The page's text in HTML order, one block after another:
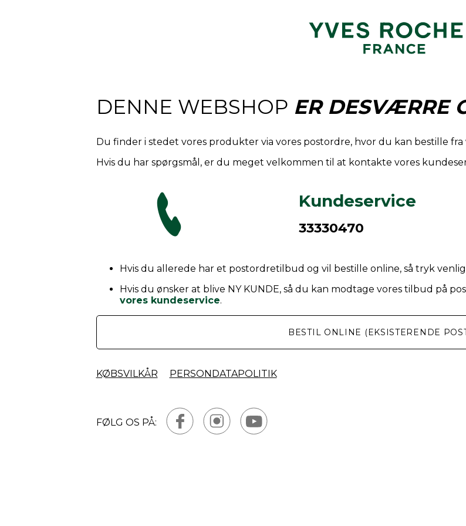
DENNE WEBSHOP ER DESVÆRRE
Du finder i stedet vores produkter via vores postordre, hvor du kan bestille
Hvis du har spørgsmål, er du meget velkommen til at kontakte vores
Kundeservice
33330470
Hvis du allerede har et postordretilbud og vil bestille online, så tryk
Hvis du ønsker at blive NY KUNDE, så du kan modtage vores tilbud på
vores kundeservice.
BESTIL ONLINE (EKSISTERENDE
KØBSVILKÅR PERSONDATAPOLITIK
FØLG OS PÅ: